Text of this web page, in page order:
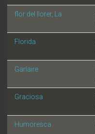
flor del llorer, La
Florida
Garlaire
Graciosa
Humoresca